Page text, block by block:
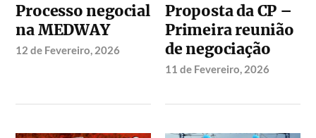
Processo negocial
na MEDWAY
12 de Fevereiro, 2026
Proposta da CP –
Primeira reunião
de negociação
11 de Fevereiro, 2026